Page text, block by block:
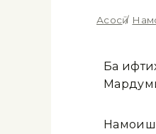
Асосӣ /
Ба